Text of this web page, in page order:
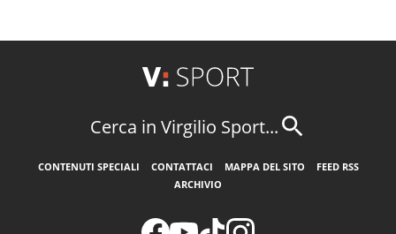
Cerca in Virgilio Sport...
CONTENUTI SPECIALI CONTATTACI MAPPA DEL SITO
FEED RSS
ARCHIVIO